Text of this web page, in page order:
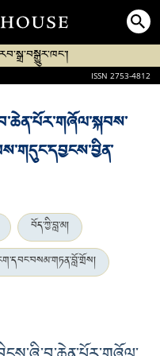
ISSN 2753-4812
བོད་ཀྱི་བླ་མ།